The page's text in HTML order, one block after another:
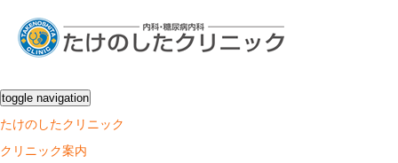
toggle navigation
たけのしたクリニック
クリニック案内